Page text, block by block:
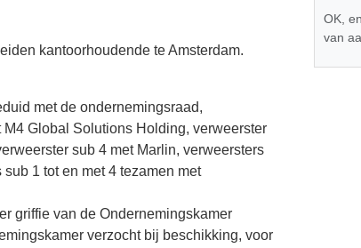
kantoorhoudende te Amsterdam.
met de ondernemingsraad,
Global Solutions Holding, verweerster
sub 4 met Marlin, verweersters
1 tot en met 4 tezamen met
griffie van de Ondernemingskamer
verzocht bij beschikking, voor
OK,
van